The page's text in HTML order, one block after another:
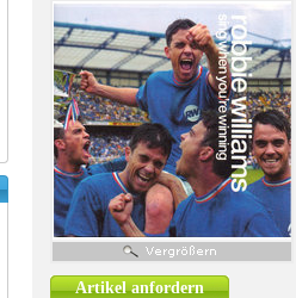
Artikel anfordern